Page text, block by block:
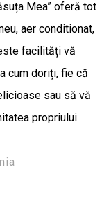
Mea” oferă tot
aer conditionat,
facilități vă
cum doriți, fie că
sau să vă
propriului